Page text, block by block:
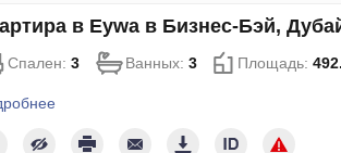
в Eywa в Бизнес-Бэй,
Спален: 3 Ванных: 3 Площадь: